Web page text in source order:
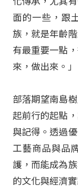
面的一些，跟
族，就是年齡
有最重要一點
來，做出來。」
部落期望南島
起前行的起點
與記得。透過
工藝商品與品
護，而能成為
的文化與經濟實